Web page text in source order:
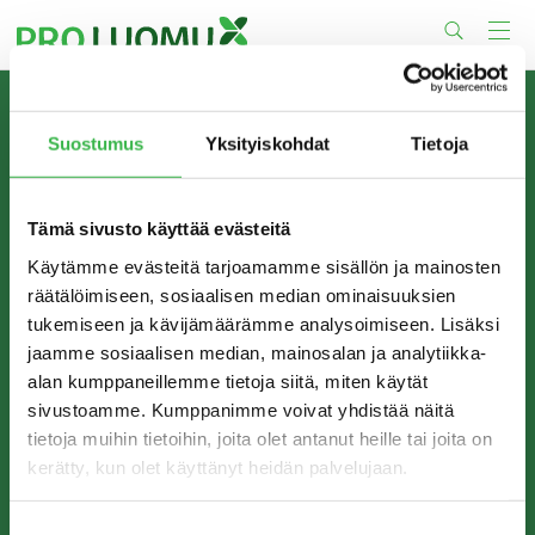
Suostumus Yksityiskohdat Tietoja
Tämä sivusto käyttää evästeitä
Käytämme evästeitä tarjoamamme sisällön ja mainosten
räätälöimiseen, sosiaalisen median ominaisuuksien
tukemiseen ja kävijämäärämme analysoimiseen. Lisäksi
jaamme sosiaalisen median, mainosalan ja analytiikka-
alan kumppaneillemme tietoja siitä, miten käytät
sivustoamme. Kumppanimme voivat yhdistää näitä
tietoja muihin tietoihin, joita olet antanut heille tai joita on
kerätty, kun olet käyttänyt heidän palvelujaan.
to
content
TIETOA MEISTÄ
Pro Luomu on luomualan yhteistyöorganisaatio, joka